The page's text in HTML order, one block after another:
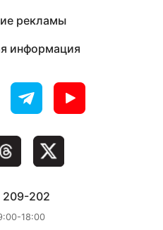
рекламы
информация
209-202
18:00